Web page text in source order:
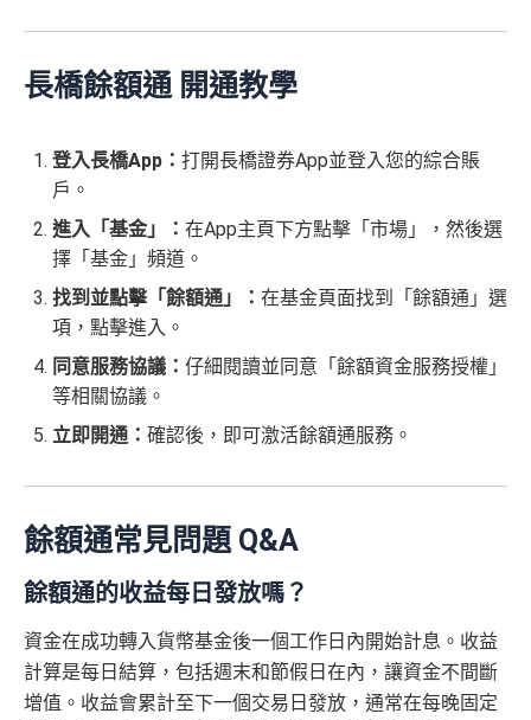
長橋餘額通 開通教學
登入長橋App： 打開長橋證券App並登入您的綜合賬
戶。
進入「基金」： 在App主頁下方點擊「市場」，然後選
擇「基金」頻道。
找到並點擊「餘額通」： 在基金頁面找到「餘額通」選
項，點擊進入。
同意服務協議： 仔細閱讀並同意「餘額資金服務授權」
等相關協議。
立即開通： 確認後，即可激活餘額通服務。
餘額通常見問題 Q&A
餘額通的收益每日發放嗎？
資金在成功轉入貨幣基金後一個工作日內開始計息。收益
計算是每日結算，包括週末和節假日在內，讓資金不間斷
增值。收益會累計至下一個交易日發放，通常在每晚固定